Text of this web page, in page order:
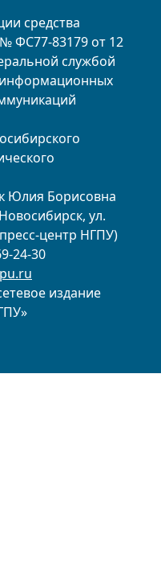
средства
ФС77-83179 от 12
службой
информационных
Юлия Борисовна
ул.
центр НГПУ)
24-30
издание